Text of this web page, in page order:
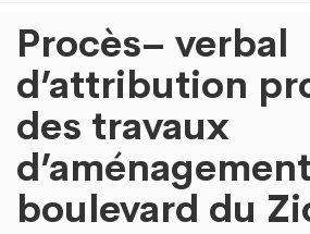
DISPOSE DÉSORMAIS D'UNE ANTENNE
PROBLÈMES D’INONDATIONS DANS LE
CONCERTATION DU DISTRICT AUTONOME DU
RISQUES D’INONDATION DANS LE GRAND
DU DAGL A PRIS PART AU LANCEMENT DE
« TOGO PROPRE » : LE DAGL SUPPRIME UN
DU PEUL III : DES ÉQUIPEMENTS SPORTIFS
Procès– verbal
d’attribution
des travaux
boulevard du